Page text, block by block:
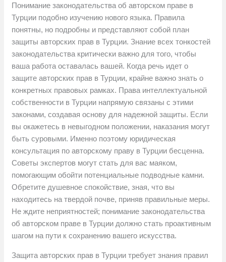
Понимание законодательства об авторском праве в
Турции подобно изучению нового языка. Правила
понятны, но подробны и представляют собой план
защиты авторских прав в Турции. Знание всех тонкостей
законодательства критически важно для того, чтобы
ваша работа оставалась вашей. Когда речь идет о
защите авторских прав в Турции, крайне важно знать о
конкретных правовых рамках. Права интеллектуальной
собственности в Турции напрямую связаны с этими
законами, создавая основу для надежной защиты. Если
вы окажетесь в невыгодном положении, наказания могут
быть суровыми. Именно поэтому юридическая
консультация по авторскому праву в Турции бесценна.
Советы экспертов могут стать для вас маяком,
помогающим обойти потенциальные подводные камни.
Обретите душевное спокойствие, зная, что вы
находитесь на твердой почве, приняв правильные меры.
Не ждите неприятностей; понимание законодательства
об авторском праве в Турции должно стать проактивным
шагом на пути к сохранению вашего искусства.
Защита авторских прав в Турции требует знания правил